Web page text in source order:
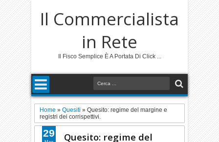
Il Commercialista
in Rete
Il Fisco Semplice È A Portata Di Click ...
Home »Quesiti »Quesito: regime del margine e
registri dei corrispettivi.
Quesito: regime del
29